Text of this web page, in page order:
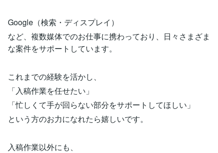
Google（検索・ディスプレイ）
など、複数媒体でのお仕事に携わっており、日々さまざま
な案件をサポートしています。
これまでの経験を活かし、
「入稿作業を任せたい」
「忙しくて手が回らない部分をサポートしてほしい」
という方のお力になれたら嬉しいです。
入稿作業以外にも、